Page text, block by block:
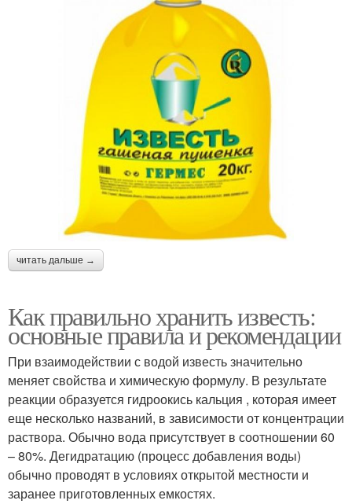
читать дальше →
Как правильно хранить известь:
основные правила и рекомендации
При взаимодействии с водой известь значительно
меняет свойства и химическую формулу. В результате
реакции образуется гидроокись кальция , которая имеет
еще несколько названий, в зависимости от концентрации
раствора. Обычно вода присутствует в соотношении 60
– 80%. Дегидратацию (процесс добавления воды)
обычно проводят в условиях открытой местности и
заранее приготовленных емкостях.